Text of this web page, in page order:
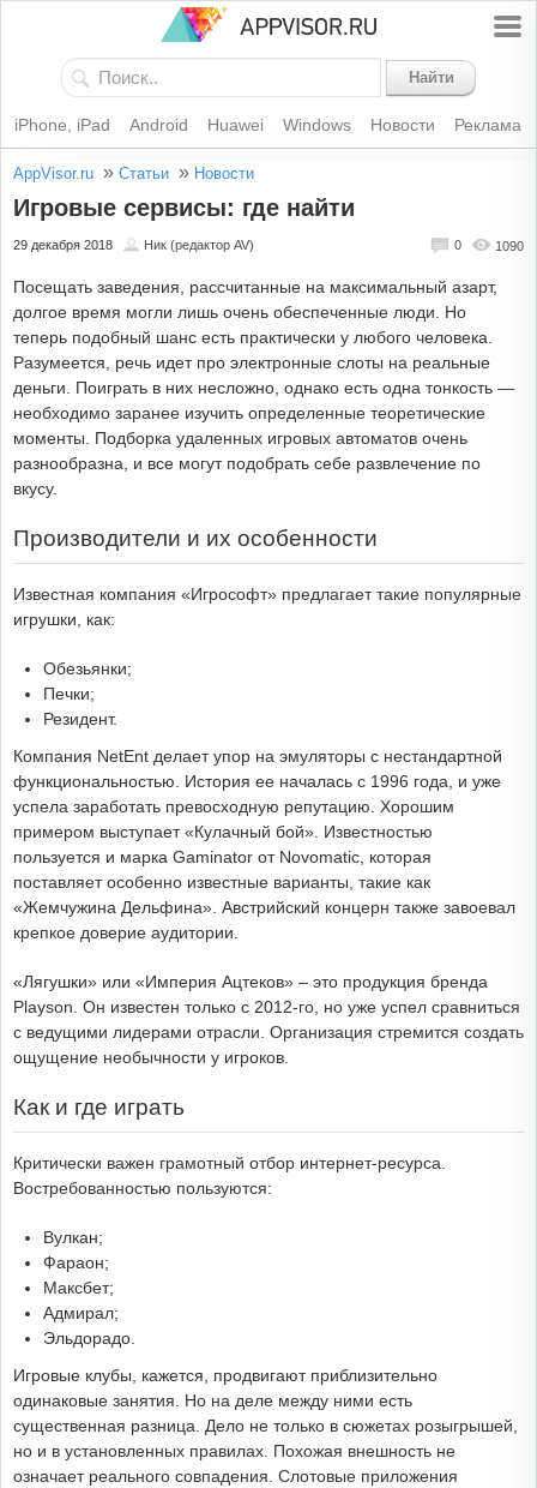
Найти
iPhone, iPad Android Huawei Windows Новости Реклама
AppVisor.ru » Статьи » Новости
Игровые сервисы: где найти
29 декабря 2018 Ник (редактор AV) 1090
0
Посещать заведения, рассчитанные на максимальный азарт,
долгое время могли лишь очень обеспеченные люди. Но
теперь подобный шанс есть практически у любого человека.
Разумеется, речь идет про электронные слоты на реальные
деньги. Поиграть в них несложно, однако есть одна тонкость —
необходимо заранее изучить определенные теоретические
моменты. Подборка удаленных игровых автоматов очень
разнообразна, и все могут подобрать себе развлечение по
вкусу.
Производители и их особенности
Известная компания «Игрософт» предлагает такие популярные
игрушки, как:
Обезьянки;
Печки;
Резидент.
Компания NetEnt делает упор на эмуляторы с нестандартной
функциональностью. История ее началась с 1996 года, и уже
успела заработать превосходную репутацию. Хорошим
примером выступает «Кулачный бой». Известностью
пользуется и марка Gaminator от Novomatic, которая
поставляет особенно известные варианты, такие как
«Жемчужина Дельфина». Австрийский концерн также завоевал
крепкое доверие аудитории.
«Лягушки» или «Империя Ацтеков» – это продукция бренда
Playson. Он известен только с 2012-го, но уже успел сравниться
с ведущими лидерами отрасли. Организация стремится создать
ощущение необычности у игроков.
Как и где играть
Критически важен грамотный отбор интернет-ресурса.
Востребованностью пользуются:
Вулкан;
Фараон;
Максбет;
Адмирал;
Эльдорадо.
Игровые клубы, кажется, продвигают приблизительно
одинаковые занятия. Но на деле между ними есть
существенная разница. Дело не только в сюжетах розыгрышей,
но и в установленных правилах. Похожая внешность не
означает реального совпадения. Слотовые приложения